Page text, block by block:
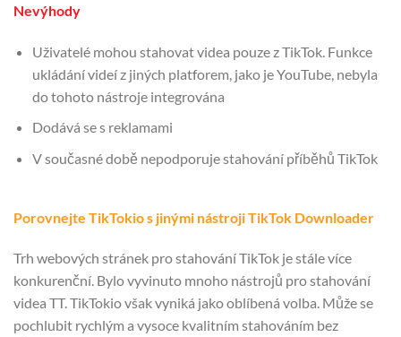
Nevýhody
Uživatelé mohou stahovat videa pouze z TikTok. Funkce
ukládání videí z jiných platforem, jako je YouTube, nebyla
do tohoto nástroje integrována
Dodává se s reklamami
V současné době nepodporuje stahování příběhů TikTok
Porovnejte TikTokio s jinými nástroji TikTok Downloader
Trh webových stránek pro stahování TikTok je stále více
konkurenční. Bylo vyvinuto mnoho nástrojů pro stahování
videa TT. TikTokio však vyniká jako oblíbená volba. Může se
pochlubit rychlým a vysoce kvalitním stahováním bez